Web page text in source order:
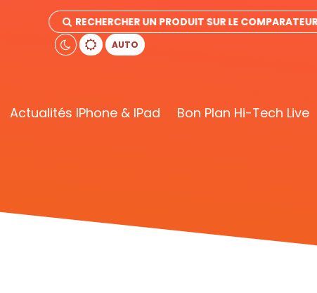
RECHERCHER UN PRODUIT SUR LE COMPARATEUR
AUTO
Actualités IPhone & IPad Bon Plan Hi-Tech Live